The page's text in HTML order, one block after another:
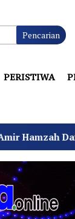
Pencarian
PERISTIWA
Sukajadi